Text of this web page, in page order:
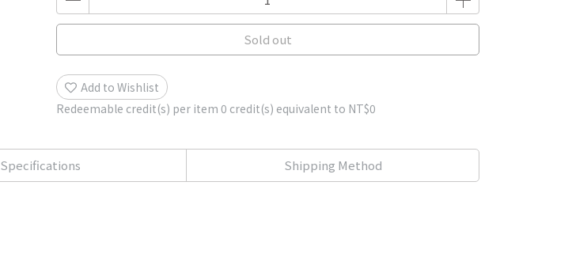
Sold out
Add to Wishlist
Redeemable credit(s) per item 0 credit(s) equivalent to NT$0
Specifications Shipping Method